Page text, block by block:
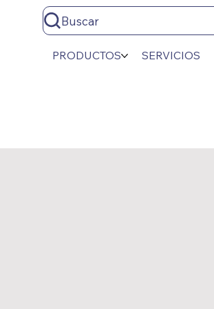
Buscar
PRODUCTOS SERVICIOS